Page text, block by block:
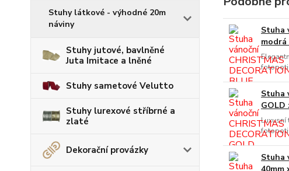
Stuhy látkové - výhodné 20m
náviny
Stuhy jutové, bavlněné
Juta Imitace a lněné
Stuhy sametové Velutto
Stuhy lurexové stříbrné a
zlaté
Dekorační provázky
Stuha
modrá
Stuha
GOLD
Luxusní
Stuha